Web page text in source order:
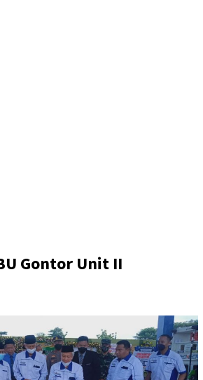
Gontor Unit II